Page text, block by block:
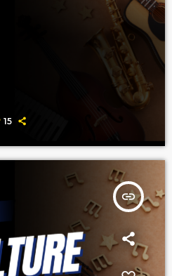
15
insert_link